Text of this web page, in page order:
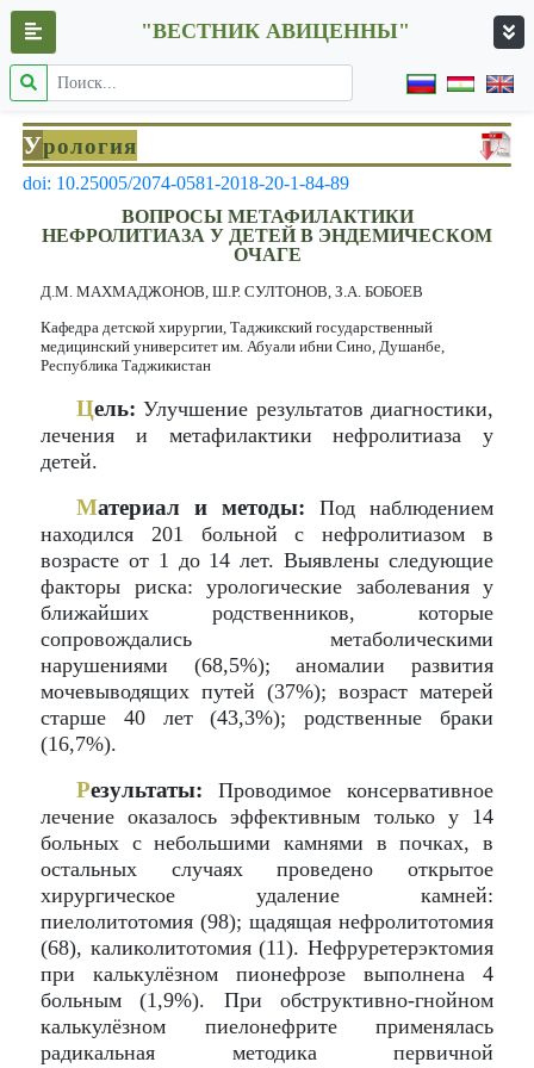
"ВЕСТНИК АВИЦЕННЫ"
Урология
doi: 10.25005/2074-0581-2018-20-1-84-89
ВОПРОСЫ МЕТАФИЛАКТИКИ
НЕФРОЛИТИАЗА У ДЕТЕЙ В ЭНДЕМИЧЕСКОМ
ОЧАГЕ
Д.М. МАХМАДЖОНОВ, Ш.Р. СУЛТОНОВ, З.А. БОБОЕВ
Кафедра детской хирургии, Таджикский государственный
медицинский университет им. Абуали ибни Сино, Душанбе,
Республика Таджикистан
Цель: Улучшение результатов диагностики,
лечения и метафилактики нефролитиаза у
детей.
Материал и методы: Под наблюдением
находился 201 больной с нефролитиазом в
возрасте от 1 до 14 лет. Выявлены следующие
факторы риска: урологические заболевания у
ближайших родственников, которые
сопровождались метаболическими
нарушениями (68,5%); аномалии развития
мочевыводящих путей (37%); возраст матерей
старше 40 лет (43,3%); родственные браки
(16,7%).
Результаты: Проводимое консервативное
лечение оказалось эффективным только у 14
больных с небольшими камнями в почках, в
остальных случаях проведено открытое
хирургическое удаление камней:
пиелолитотомия (98); щадящая нефролитотомия
(68), каликолитотомия (11). Нефруретерэктомия
при калькулёзном пионефрозе выполнена 4
больным (1,9%). При обструктивно-гнойном
калькулёзном пиелонефрите применялась
радикальная методика первичной